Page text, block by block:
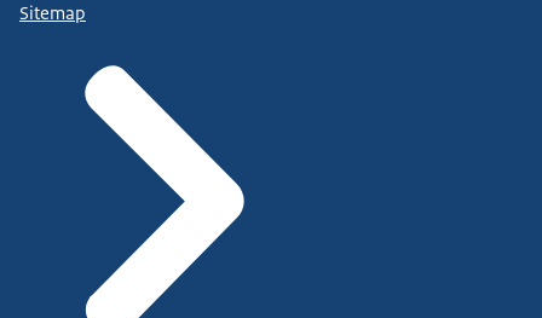
Sitemap